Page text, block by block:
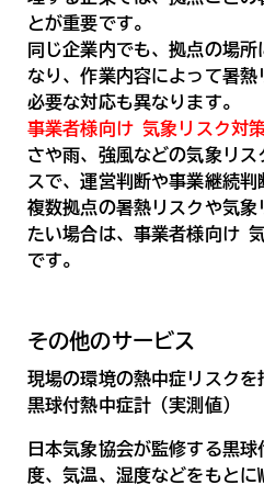
とが重要です。
同じ企業内でも、拠点の場
なり、作業内容によって暑熱
必要な対応も異なります。
事業者様向け 気象リスク対
さや雨、強風などの気象リス
スで、運営判断や事業継続判
複数拠点の暑熱リスクや気
たい場合は、事業者様向け
です。
その他のサービス
現場の環境の熱中症リスクを
黒球付熱中症計（実測値）
日本気象協会が監修する黒
度、気温、湿度などをもとに